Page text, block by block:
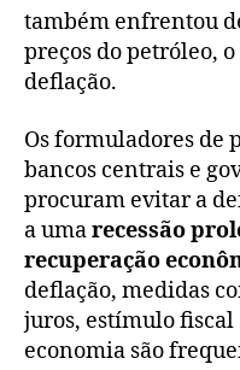
também enfrentou
preços do petróleo,
deflação.
Os formuladores de
bancos centrais e
procuram evitar a
a umarecessão
recuperação
deflação, medidas
juros, estímulo
economia são